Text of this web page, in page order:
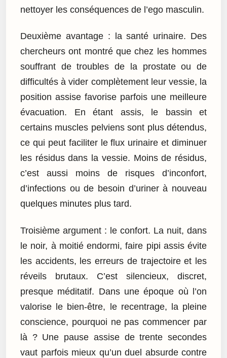
nettoyer les conséquences de l’ego masculin.
Deuxième avantage : la santé urinaire. Des
chercheurs ont montré que chez les hommes
souffrant de troubles de la prostate ou de
difficultés à vider complètement leur vessie, la
position assise favorise parfois une meilleure
évacuation. En étant assis, le bassin et
certains muscles pelviens sont plus détendus,
ce qui peut faciliter le flux urinaire et diminuer
les résidus dans la vessie. Moins de résidus,
c’est aussi moins de risques d’inconfort,
d’infections ou de besoin d’uriner à nouveau
quelques minutes plus tard.
Troisième argument : le confort. La nuit, dans
le noir, à moitié endormi, faire pipi assis évite
les accidents, les erreurs de trajectoire et les
réveils brutaux. C’est silencieux, discret,
presque méditatif. Dans une époque où l’on
valorise le bien-être, le recentrage, la pleine
conscience, pourquoi ne pas commencer par
là ? Une pause assise de trente secondes
vaut parfois mieux qu’un duel absurde contre